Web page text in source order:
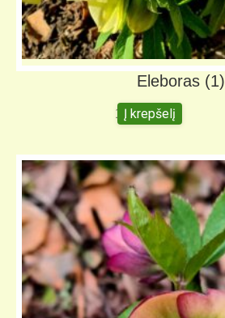
Eleboras (1)
10,00€
Į krepšelį